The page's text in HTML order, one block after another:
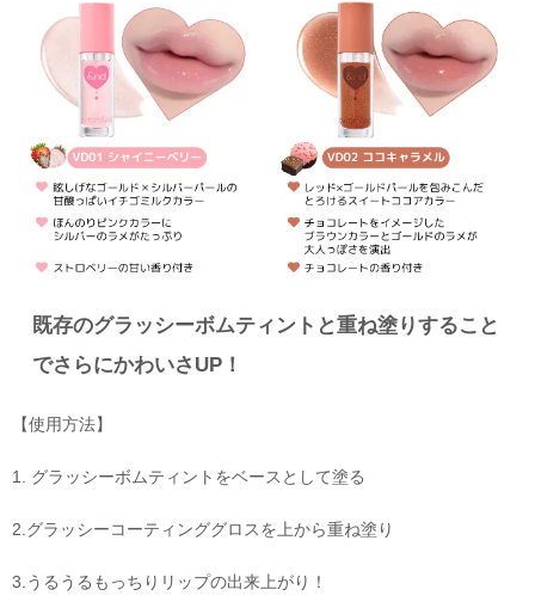
既存のグラッシーボムティントと重ね塗りすること
でさらにかわいさUP！
【使用方法】
1. グラッシーボムティントをベースとして塗る
2.グラッシーコーティンググロスを上から重ね塗り
3.うるうるもっちりリップの出来上がり！